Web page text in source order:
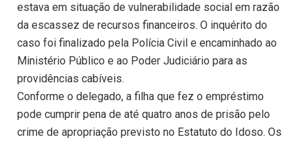
estava em situação de vulnerabilidade social em razão
da escassez de recursos financeiros. O inquérito do
caso foi finalizado pela Polícia Civil e encaminhado ao
Ministério Público e ao Poder Judiciário para as
providências cabíveis.
Conforme o delegado, a filha que fez o empréstimo
pode cumprir pena de até quatro anos de prisão pelo
crime de apropriação previsto no Estatuto do Idoso. Os